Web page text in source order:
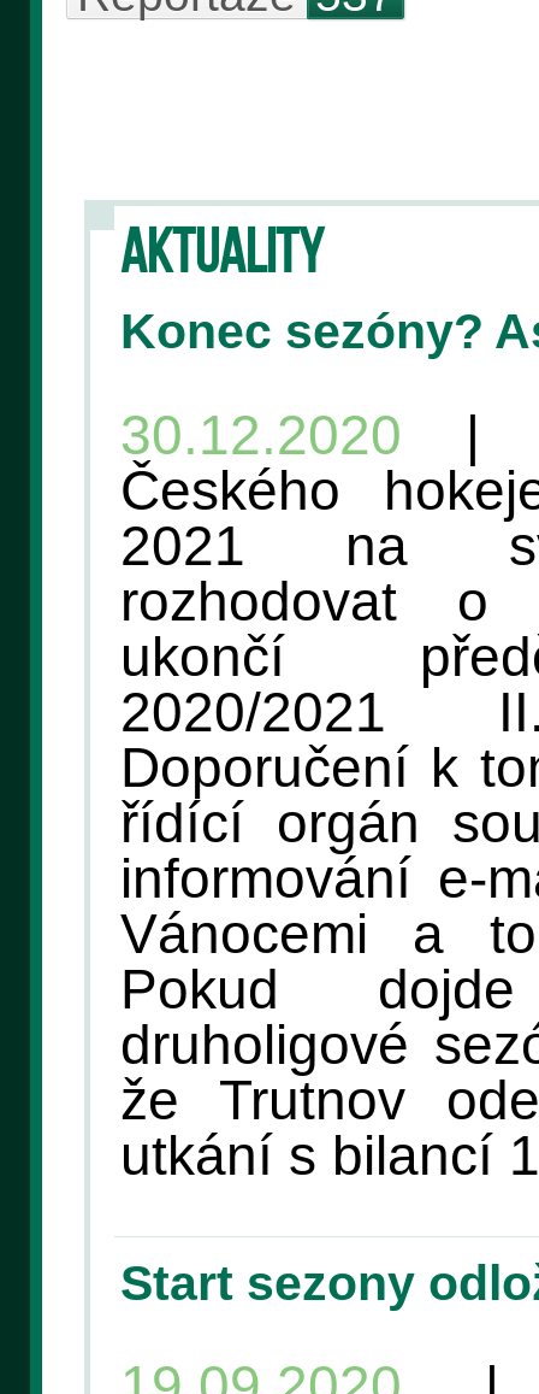
AKTUALITY
Konec sezóny?
30.12.2020 |
Českého
2021 na
rozhodovat
ukončí
2020/
Doporučení k
řídící orgán
informování e-
Vánocemi a
Pokud
druholigové
že Trutnov
utkání s bilancí
Start sezony